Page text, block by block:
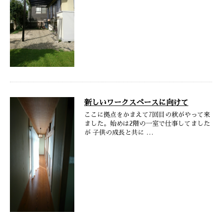
新しいワークスペースに向けて
ここに拠点をかまえて7回目の秋がやって来
ました。始めは2階の一室で仕事してました
が 子供の成長と共に …